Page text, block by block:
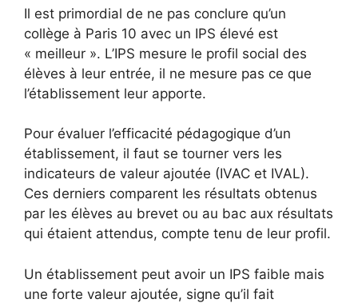
Il est primordial de ne pas conclure qu’un
collège à Paris 10 avec un IPS élevé est
« meilleur ». L’IPS mesure le profil social des
élèves à leur entrée, il ne mesure pas ce que
l’établissement leur apporte.
Pour évaluer l’efficacité pédagogique d’un
établissement, il faut se tourner vers les
indicateurs de valeur ajoutée (IVAC et IVAL).
Ces derniers comparent les résultats obtenus
par les élèves au brevet ou au bac aux résultats
qui étaient attendus, compte tenu de leur profil.
Un établissement peut avoir un IPS faible mais
une forte valeur ajoutée, signe qu’il fait